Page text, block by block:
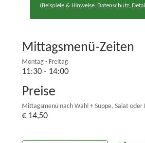
(Beispiele & Hinweise: Datenschutz,
Mittagsmenü-Zeiten
Montag - Freitag
11:30 - 14:00
Preise
Mittagsmenü nach Wahl + Suppe, Salat oder
€ 14,50